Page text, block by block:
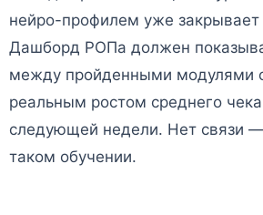
нейро-профилем уже закрывает
Дашборд РОПа должен
между пройденными модулями
реальным ростом среднего
следующей недели. Нет связи
таком обучении.